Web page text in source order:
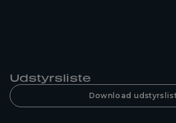
Udstyrsliste
Download